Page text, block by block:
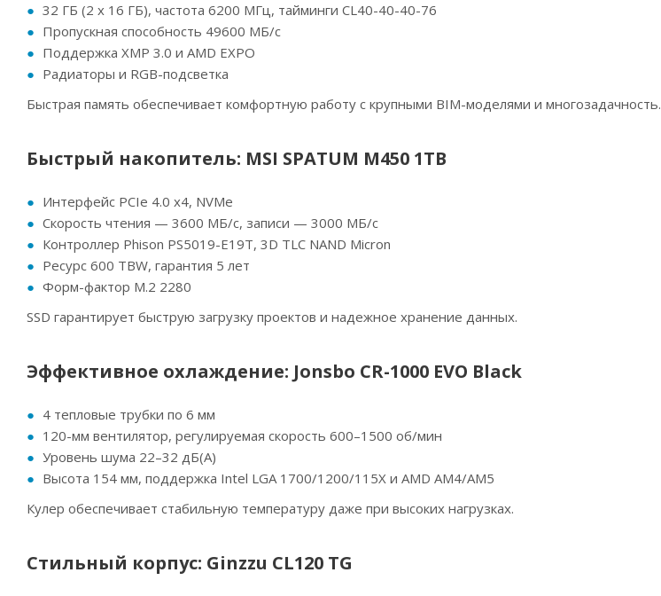
32 ГБ (2 x 16 ГБ), частота 6200 МГц, тайминги CL40-40-40-76
Пропускная способность 49600 МБ/с
Поддержка XMP 3.0 и AMD EXPO
Радиаторы и RGB-подсветка
Быстрая память обеспечивает комфортную работу с крупными BIM-моделями и многозадачность.
Быстрый накопитель: MSI SPATUM M450 1TB
Интерфейс PCIe 4.0 x4, NVMe
Скорость чтения — 3600 МБ/с, записи — 3000 МБ/с
Контроллер Phison PS5019-E19T, 3D TLC NAND Micron
Ресурс 600 TBW, гарантия 5 лет
Форм-фактор M.2 2280
SSD гарантирует быструю загрузку проектов и надежное хранение данных.
Эффективное охлаждение: Jonsbo CR-1000 EVO Black
4 тепловые трубки по 6 мм
120-мм вентилятор, регулируемая скорость 600–1500 об/мин
Уровень шума 22–32 дБ(A)
Высота 154 мм, поддержка Intel LGA 1700/1200/115X и AMD AM4/AM5
Кулер обеспечивает стабильную температуру даже при высоких нагрузках.
Стильный корпус: Ginzzu CL120 TG